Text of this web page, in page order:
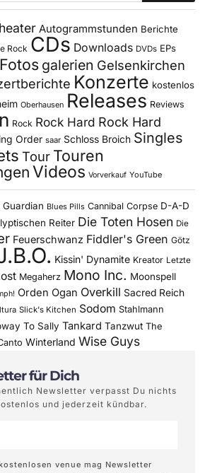
Autogrammstunden Berichte
Rock CDs Downloads DVDs EPs
Fotos galerien Gelsenkirchen
Konzerte kostenlos
Oberhausen Releases Reviews
Rock Rock Hard Rock Hard
Order saar Schloss Broich Singles
Tour Touren
Videos Vorverkauf YouTube
Guardian Blues Pills Cannibal Corpse D-A-D
Reiter Die Toten Hosen Die
Feuerschwanz Fiddler's Green Götz
Kissin' Dynamite Kreator Letzte
Megaherz Mono Inc. Moonspell
Orden Ogan Overkill Sacred Reich
Slick's Kitchen Sodom Stahlmann
To Sally Tankard Tanzwut The
Winterland Wise Guys
für Dich
Newsletter verpasst Du nichts
und jederzeit kündbar.
venue mag Newsletter